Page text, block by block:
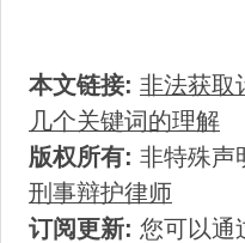
本文链接: 非法获取
几个关键词的理解
版权所有: 非特殊声
刑事辩护律师
订阅更新: 您可以通